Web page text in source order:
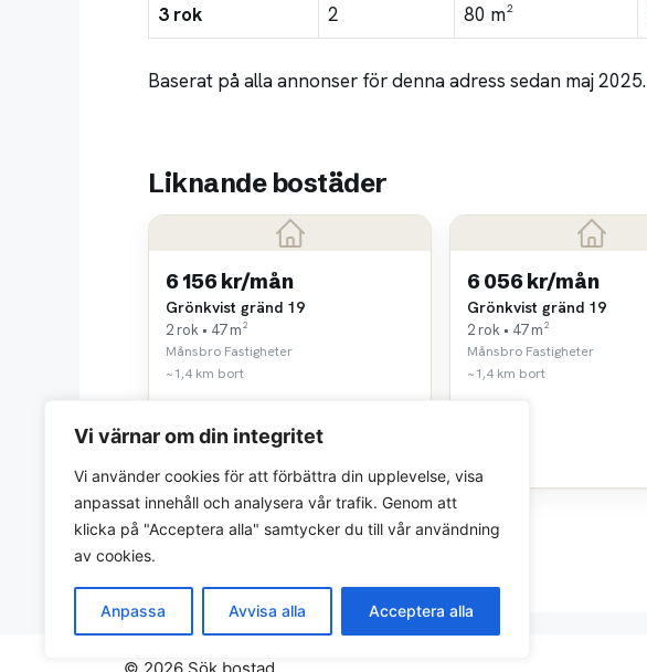
Vi värnar om din integritet
Vi använder cookies för att förbättra din upplevelse, visa
anpassat innehåll och analysera vår trafik. Genom att
klicka på "Acceptera alla" samtycker du till vår användning
av cookies.
Anpassa Avvisa alla Acceptera alla
3 rok
2 80 m²
Baserat på alla annonser för denna adress sedan maj 2025.
Liknande bostäder
6 156 kr/mån
Grönkvist gränd 19
2 rok • 47 m²
Månsbro Fastigheter
~1,4 km bort
6 056 kr/mån
Grönkvist gränd 19
2 rok • 47 m²
Månsbro Fastigheter
~1,4 km bort